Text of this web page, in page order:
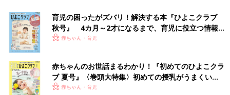
TRAD」（月・火15時～16時55分）レギュラー。ほかにTV、イ
ベント、コラム連載など幅広く活躍中。保育士資格のほか、絵本
専門士の資格も取得。2022年、初の絵本「はやくちよこれい
と」（インプレス）を出版。
前の話
フリーアナ吉田明
世、娘の「やりた
次の話
育児の困ったがズバリ！解決する本『ひよこクラブ
秋号』 4カ月～2才になるまで、育児に役立つ情報が
いっぱい！
赤ちゃん・育児
赤ちゃんのお世話まるわかり！『初めてのひよこクラ
ブ 夏号』〈巻頭大特集〉初めての授乳がうまくい
く！ おっぱい・ミルクの基本と夏のトラブル 解決テ
赤ちゃん・育児